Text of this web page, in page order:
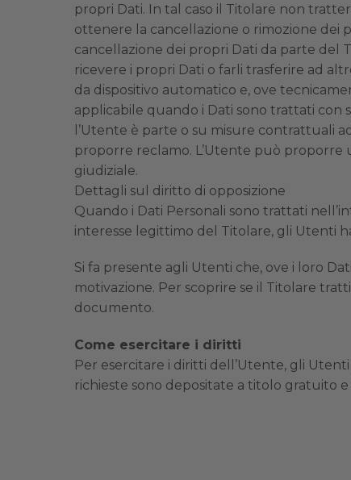
propri Dati. In tal caso il Titolare non
ottenere la cancellazione o rimozione dei
cancellazione dei propri Dati da parte del
ricevere i propri Dati o farli trasferire ad
da dispositivo automatico e, ove
applicabile quando i Dati sono trattati
l’Utente è parte o su misure contrattuali
proporre reclamo. L’Utente può
giudiziale.
Dettagli sul diritto di opposizione
Quando i Dati Personali sono trattati
interesse legittimo del Titolare, gli Utenti
Si fa presente agli Utenti che, ove i loro
motivazione. Per scoprire se il Titolare
documento.
Come esercitare i diritti
Per esercitare i diritti dell’Utente, gli
richieste sono depositate a titolo gratuito